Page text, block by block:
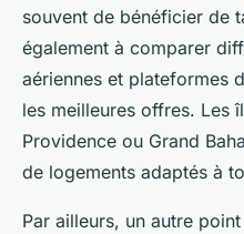
souvent de bénéficier de
également à comparer
aériennes et plateformes
les meilleures offres. Les
Providence ou Grand
de logements adaptés à
Par ailleurs, un autre